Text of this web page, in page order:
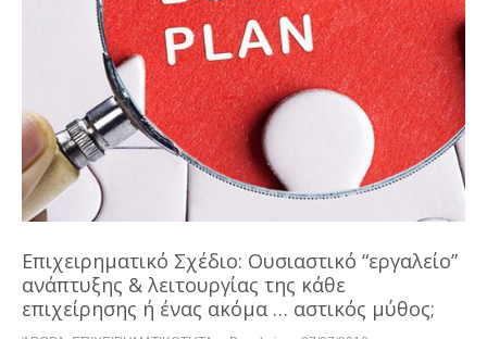
Επιχειρηματικό Σχέδιο: Ουσιαστικό “εργαλείο”
ανάπτυξης & λειτουργίας της κάθε
επιχείρησης ή ένας ακόμα … αστικός μύθος;